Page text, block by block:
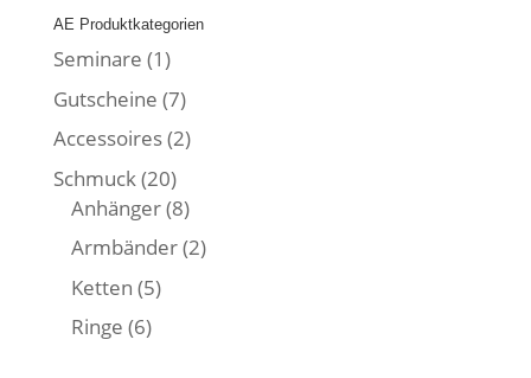
AE Produktkategorien
Seminare (1)
Gutscheine (7)
Accessoires(2)
Schmuck(20)
Anhänger(8)
Armbänder(2)
Ketten (5)
Ringe (6)